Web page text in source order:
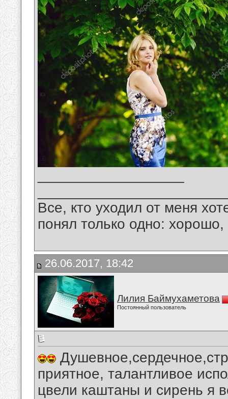
Все, кто уходил от меня
понял только одно:
26.06.2017, 18:42
Лилия Баймухаметова
Постоянный пользователь
приятное, талантливое
цвели каштаны и сирень я